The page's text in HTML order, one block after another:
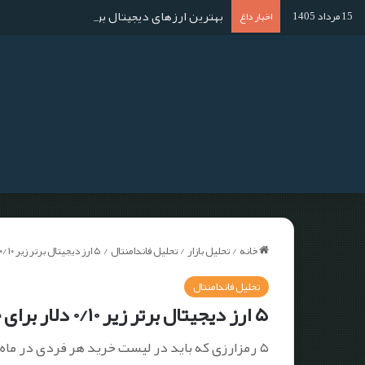
15 مرداد 1405 اخبار داغ بهترین ارزهای دیجیتال برای استخراج در سال ۱۴۰۴؛ آموزش استخراج گام به
خانه/تحلیل بازار/تحلیل فاندامنتال/۵ ارز دیجیتال برتر زیر ۰/۱۰ دلار برای خرید در مارس ۲۰۲۳
تحلیل فاندامنتال
۵ ارز دیجیتال برتر زیر ۰/۱۰ دلار برای خرید در مارس ۲۰۲۳
۵ رمزارزی که باید در لیست خرید هر فردی در ماه مارس قرار بگیرند.